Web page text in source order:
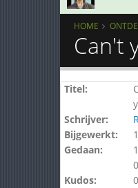
HOME
Can't
Titel:
Schrijver:
Bijgewerkt:
Gedaan:
Kudos: